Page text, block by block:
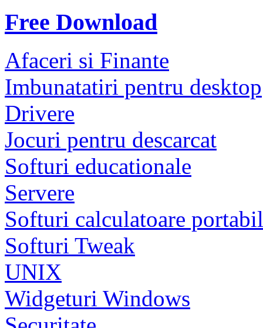
Free Download
Afaceri si Finante
Imbunatatiri pentru desktop
Drivere
Jocuri pentru descarcat
Softuri educationale
Servere
Softuri calculatoare
Softuri Tweak
UNIX
Widgeturi Windows